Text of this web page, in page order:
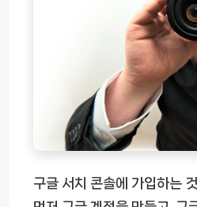
구글 서치 콘솔에 가입하는